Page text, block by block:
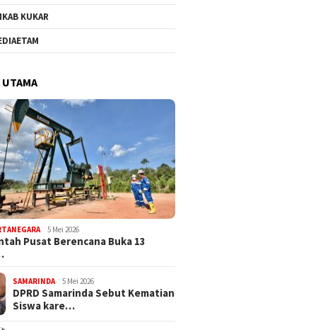
KUKAR
5 Mei 2026
Pusat Berencana Buka 13
SAMARINDA 5 Mei 2026
DPRD Samarinda Sebut Kematian
Siswa kare…